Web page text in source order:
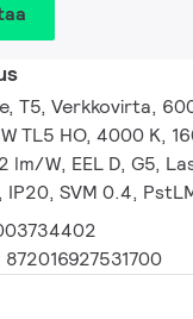
T5, Verkkovirta,
TL5 HO, 4000 K,
W, EEL D, G5,
IP20, SVM 0.4,
872016927531700